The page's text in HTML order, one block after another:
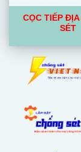
CỌC TIẾP ĐỊA
SÉT